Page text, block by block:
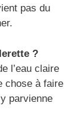
pas du
?
l’eau claire
chose à faire
parvienne